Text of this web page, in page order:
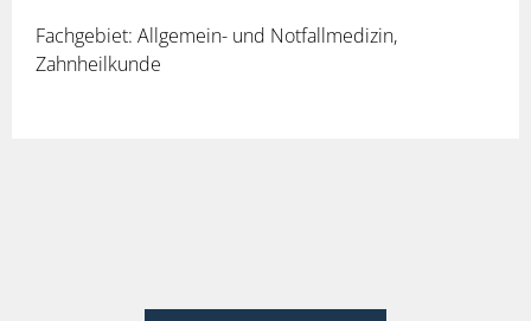
Fachgebiet: Allgemein- und Notfallmedizin,
Zahnheilkunde